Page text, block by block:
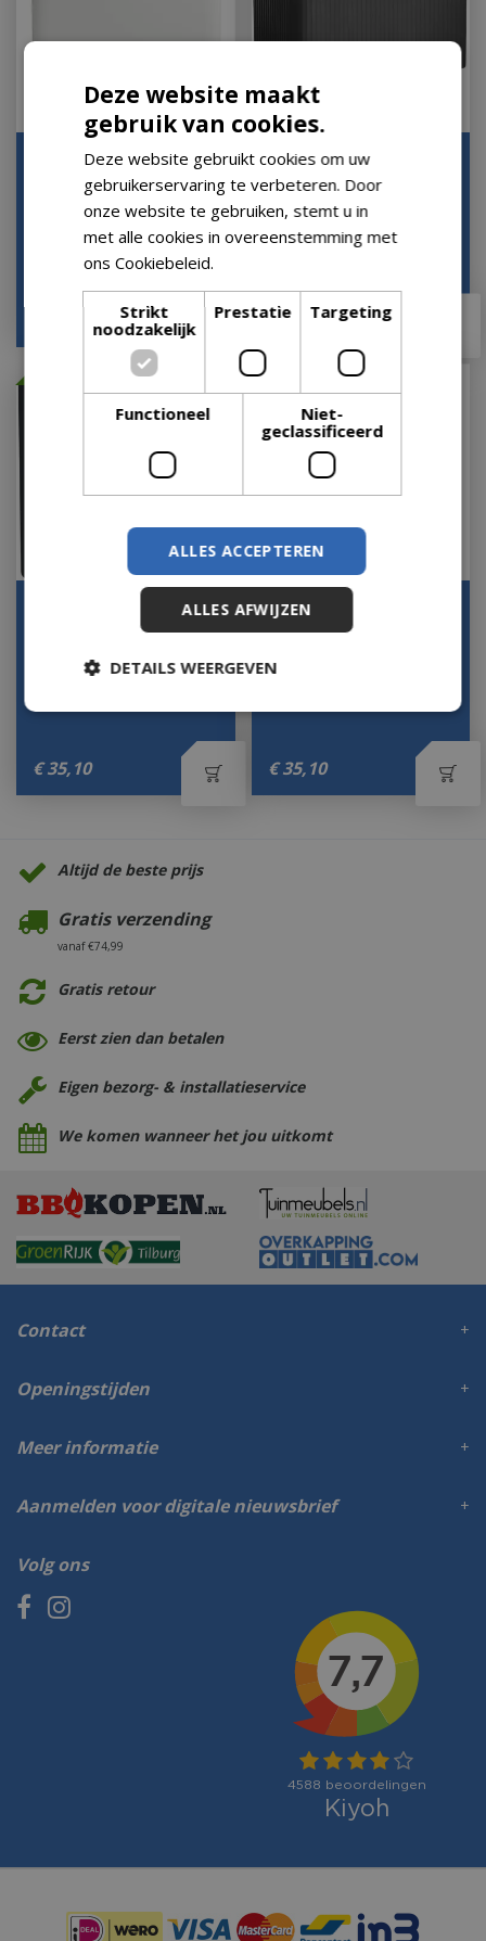
Elho pot jive terras
l80cm wit
Op voorraad
Elho bak jive terras
l80cm stripe antr
€ 56 25
Op voorraad
Met 10% afgeprijsd
Elho pot jive vierkant
d40cm antraciet
€ 35,10
Op voorraad
Elho pot jive vierkant
d40cm wit
€ 35,10
Op voorraad
Altijd de beste prijs
Gratis verzending
vanaf €74,99
Gratis retour
Eerst zien dan betalen
Eigen bezorg- & installatieservice
We komen wanneer het jou uitkomt
Contact
Volg ons
Openingstijden
Meer informatie
Aanmelden voor digitale nieuwsbrief
Deze website maakt
gebruik van cookies.
Deze website gebruikt cookies om uw
gebruikerservaring te verbeteren. Door
onze website te gebruiken, stemt u in
met alle cookies in overeenstemming met
ons Cookiebeleid.
Strikt
noodzakelijk
Prestatie Targeting
Functioneel
Niet-
geclassificeerd
ALLES ACCEPTEREN
ALLES AFWIJZEN
DETAILS WEERGEVEN